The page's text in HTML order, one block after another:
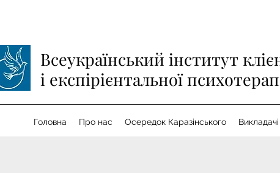
Всеукраїнський інститут
і експірієнтальної
Головна Про нас Осередок Каразінського Викладачі